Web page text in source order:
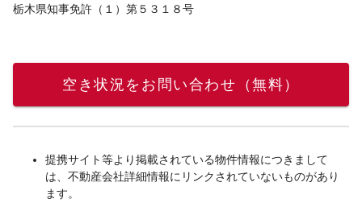
栃木県知事免許（１）第５３１８号
空き状況をお問い合わせ（無料）
提携サイト等より掲載されている物件情報につきまして
は、不動産会社詳細情報にリンクされていないものがあり
ます。